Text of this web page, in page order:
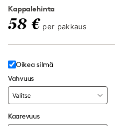
Kappalehinta
58 € per pakkaus
Oikea silmä
Vahvuus
Kaarevuus